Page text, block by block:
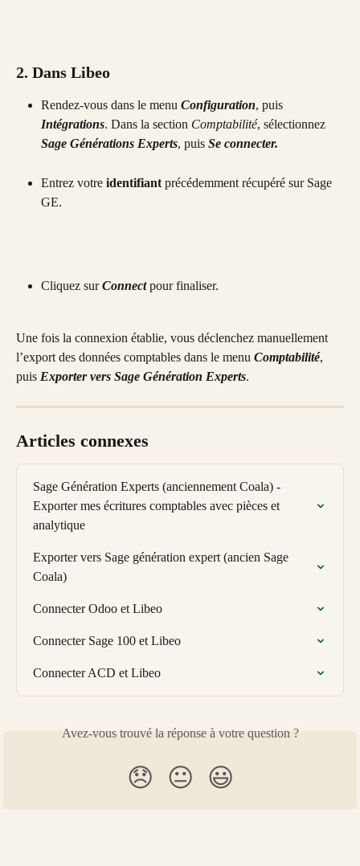
2. Dans Libeo
Rendez-vous dans le menu Configuration, puis
Intégrations. Dans la section Comptabilité, sélectionnez
Sage Générations Experts, puis Se connecter.
Entrez votre identifiant précédemment récupéré sur Sage
GE.
Cliquez sur Connect pour finaliser.
Une fois la connexion établie, vous déclenchez manuellement
l’export des données comptables dans le menu Comptabilité,
puis Exporter vers Sage Génération Experts.
Articles connexes
Sage Génération Experts (anciennement Coala) -
Exporter mes écritures comptables avec pièces et
analytique
Exporter vers Sage génération expert (ancien Sage
Coala)
Connecter Odoo et Libeo
Connecter Sage 100 et Libeo
Connecter ACD et Libeo
Avez-vous trouvé la réponse à votre question ?
😞 😐 😃